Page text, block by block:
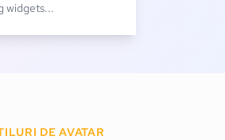
widgets...
DE AVATAR